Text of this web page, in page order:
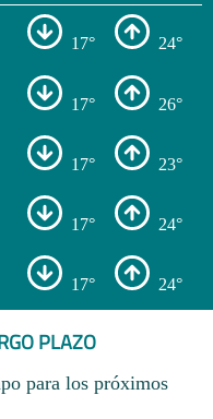
17° 24°
17° 26°
17° 23°
17° 24°
17° 24°
PLAZO
para los próximos